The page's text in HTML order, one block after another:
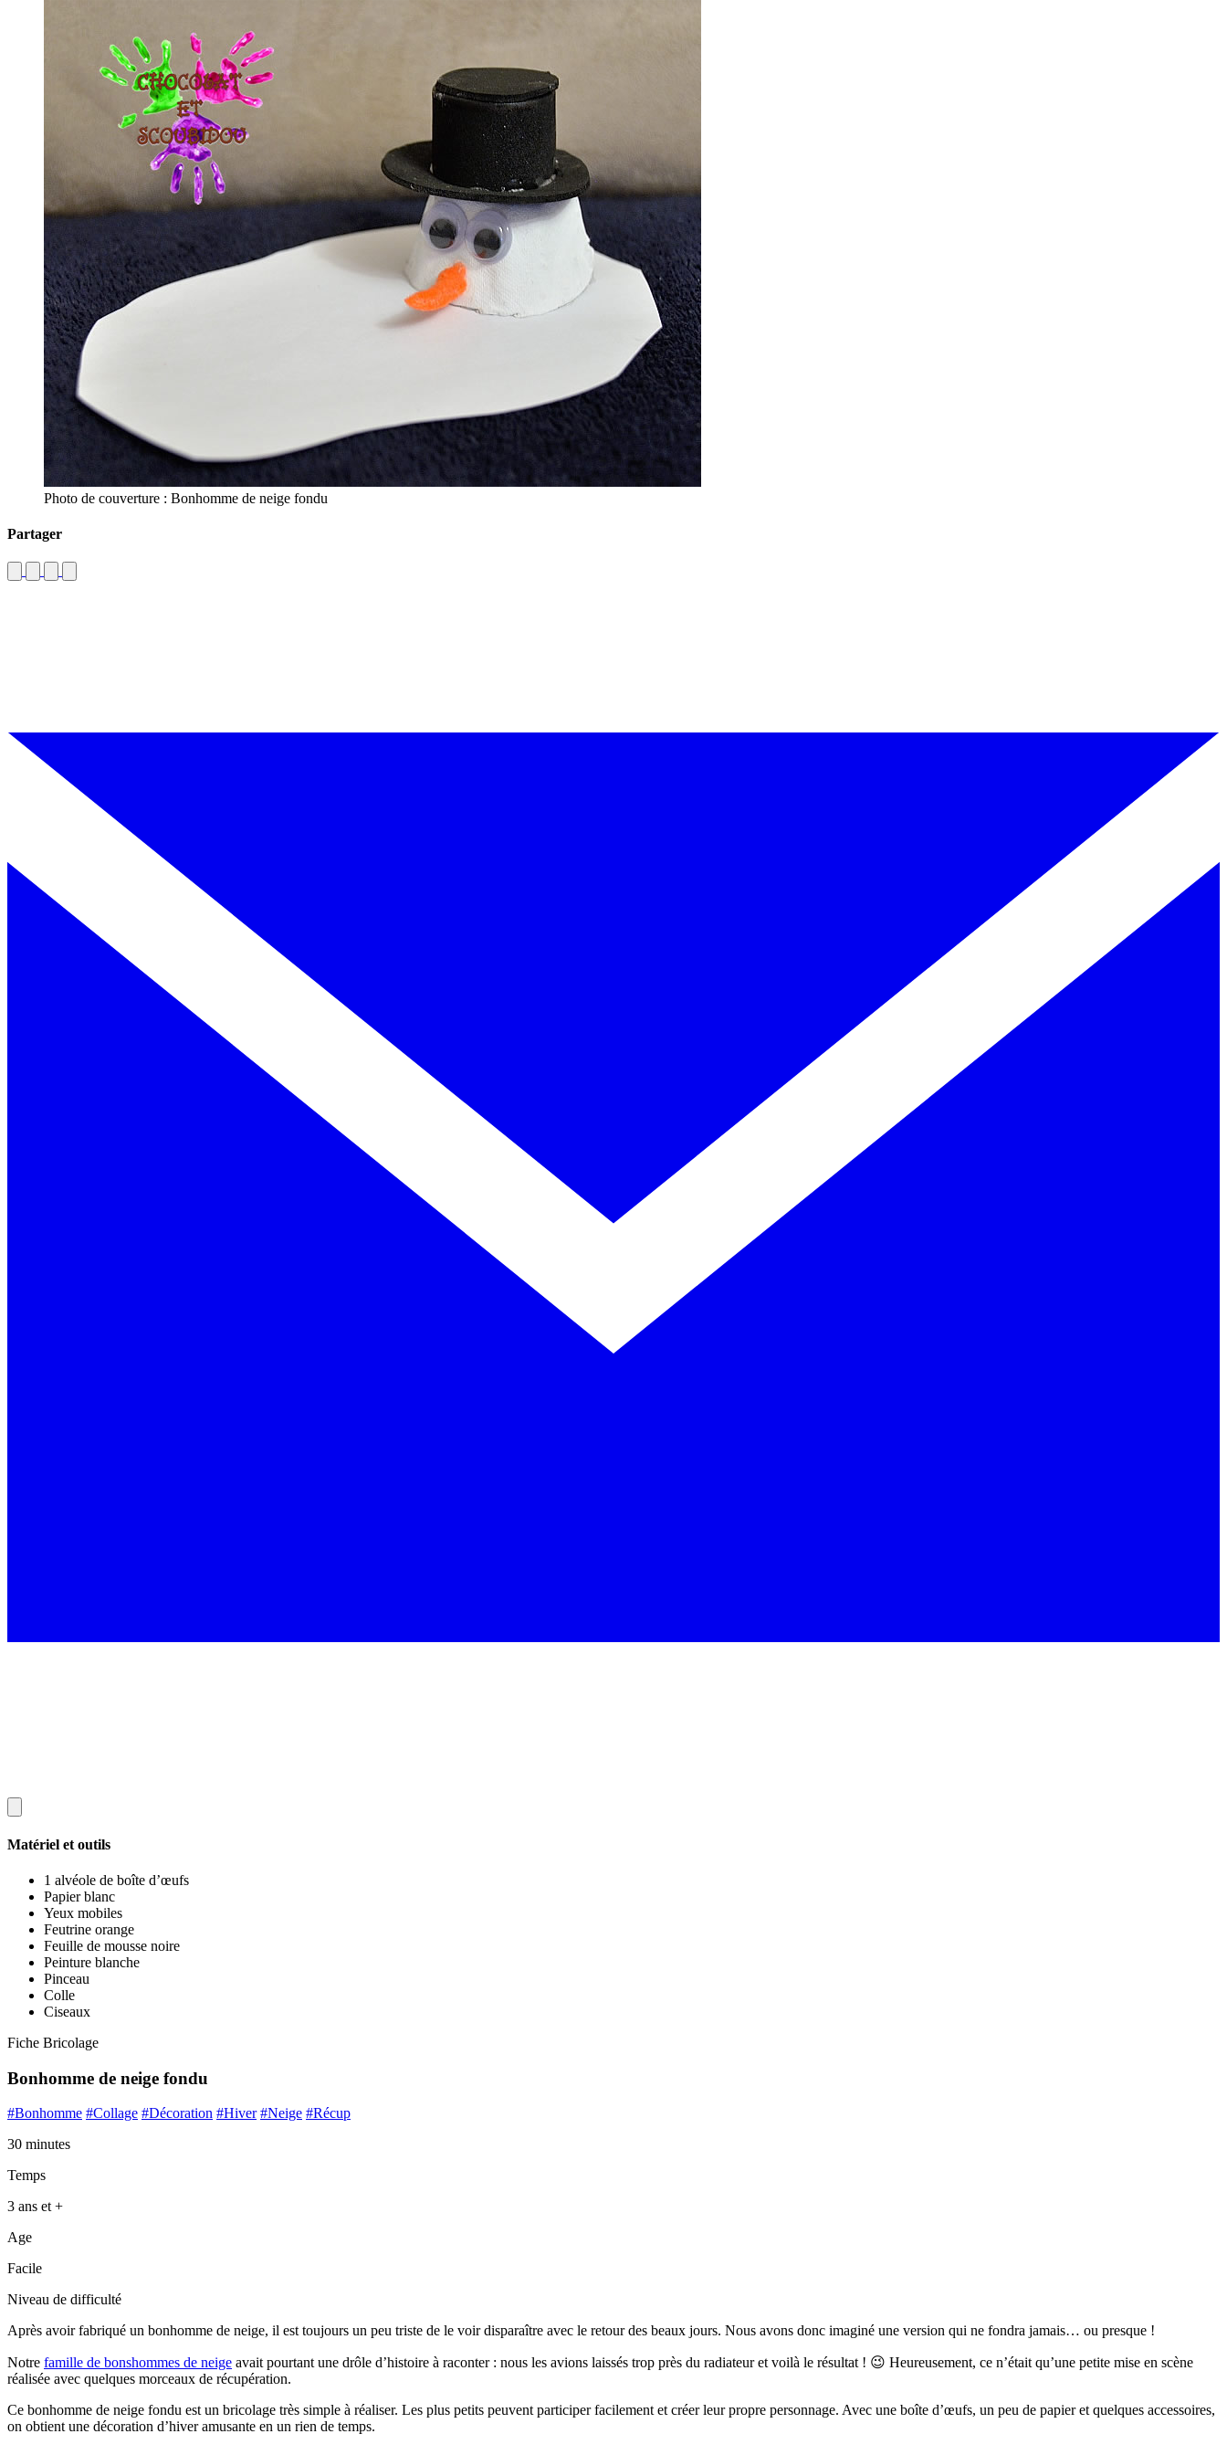
Photo de couverture : Bonhomme de neige fondu
Partager
Matériel et outils
1 alvéole de boîte d’œufs
Papier blanc
Yeux mobiles
Feutrine orange
Feuille de mousse noire
Peinture blanche
Pinceau
Colle
Ciseaux
Fiche Bricolage
Bonhomme de neige fondu
#Bonhomme #Collage #Décoration #Hiver #Neige #Récup
30 minutes
Temps
3 ans et +
Age
Facile
Niveau de difficulté
Après avoir fabriqué un bonhomme de neige, il est toujours un peu triste de le voir disparaître avec le retour des beaux jours. Nous avons donc imaginé une version qui ne fondra jamais… ou presque !
Notre famille de bonshommes de neige avait pourtant une drôle d’histoire à raconter : nous les avions laissés trop près du radiateur et voilà le résultat ! 😉 Heureusement, ce n’était qu’une petite mise en scène
réalisée avec quelques morceaux de récupération.
Ce bonhomme de neige fondu est un bricolage très simple à réaliser. Les plus petits peuvent participer facilement et créer leur propre personnage. Avec une boîte d’œufs, un peu de papier et quelques accessoires,
on obtient une décoration d’hiver amusante en un rien de temps.